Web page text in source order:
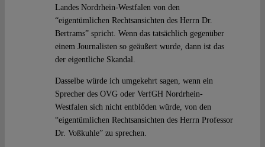
Landes Nordrhein-Westfalen von den
“eigentümlichen Rechtsansichten des Herrn Dr.
Bertrams” spricht. Wenn das tatsächlich gegenüber
einem Journalisten so geäußert wurde, dann ist das
der eigentliche Skandal.
Dasselbe würde ich umgekehrt sagen, wenn ein
Sprecher des OVG oder VerfGH Nordrhein-
Westfalen sich nicht entblöden würde, von den
“eigentümlichen Rechtsansichten des Herrn Professor
Dr. Voßkuhle” zu sprechen.